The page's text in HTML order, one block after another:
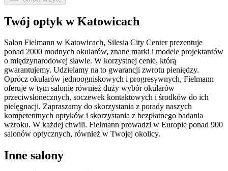
Twój optyk w Katowicach
Salon Fielmann w Katowicach, Silesia City Center prezentuje
ponad 2000 modnych okularów, znane marki i modele projektantów
o międzynarodowej sławie. W korzystnej cenie, którą
gwarantujemy. Udzielamy na to gwarancji zwrotu pieniędzy.
Oprócz okularów jednoogniskowych i progresywnych, Fielmann
oferuje w tym salonie również duży wybór okularów
przeciwsłonecznych, soczewek kontaktowych i środków do ich
pielęgnacji. Zapraszamy do skorzystania z porady naszych
kompetentnych optyków i skorzystania z bezpłatnego badania
wzroku. W każdej chwili. Fielmann prowadzi w Europie ponad 900
salonów optycznych, również w Twojej okolicy.
Inne salony